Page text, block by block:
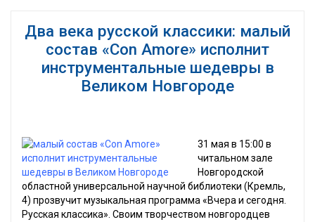
Два века русской классики: малый
состав «Con Amore» исполнит
инструментальные шедевры в
Великом Новгороде
31 мая в 15:00 в
читальном зале
Новгородской
областной универсальной научной библиотеки (Кремль,
4) прозвучит музыкальная программа «Вчера и сегодня.
Русская классика». Своим творчеством новгородцев